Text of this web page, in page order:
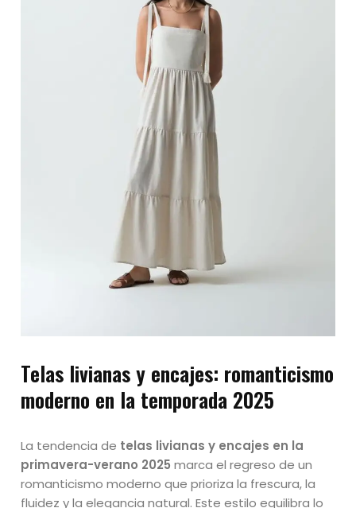
Telas livianas y encajes: romanticismo
moderno en la temporada 2025
La tendencia de telas livianas y encajes en la
primavera-verano 2025 marca el regreso de un
romanticismo moderno que prioriza la frescura, la
fluidez y la elegancia natural. Este estilo equilibra lo